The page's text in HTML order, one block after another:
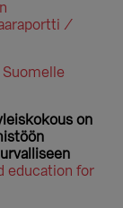
/
Suomelle
on
education for